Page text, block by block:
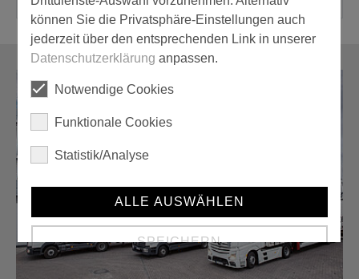
können Sie die Privatsphäre-Einstellungen auch
jederzeit über den entsprechenden Link in unserer
Datenschutzerklärung anpassen.
Notwendige Cookies
Funktionale Cookies
Statistik/Analyse
ALLE AUSWÄHLEN
SPEICHERN